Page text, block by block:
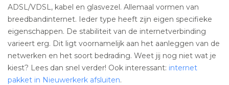
ADSL/VDSL, kabel en glasvezel. Allemaal vormen van
breedbandinternet. Ieder type heeft zijn eigen specifieke
eigenschappen. De stabiliteit van de internetverbinding
varieert erg. Dit ligt voornamelijk aan het aanleggen van de
netwerken en het soort bedrading. Weet jij nog niet wat je
kiest? Lees dan snel verder! Ook interessant: internet
pakket in Nieuwerkerk afsluiten.